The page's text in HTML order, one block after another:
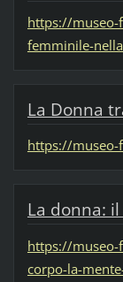
https://
femminile-
La Donna
https://
La donna:
https://
corpo-la-